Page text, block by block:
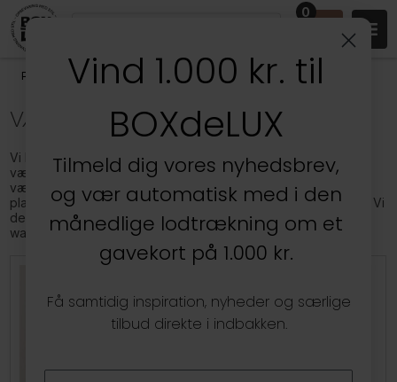
0
Produkter/Stuen Vægdekoration
VÆGDEKORATION
Vi byder dig velkommen til afdelingen for alle vores
vægdekorationer. Her kan du finde vores store udvalg af
vægdekorationer, hvor du kan se sortiment af husnumre,
plakater, skilte, rammer, glastavler, wallstickers, kunsttryk m.m. Vi
designer og producerer selv alle vores plakater, tryk,
wallstickers og skilte.
Vind 1.000 kr. til
BOXdeLUX
Tilmeld dig vores nyhedsbrev,
og vær automatisk med i den
månedlige lodtrækning om et
gavekort på 1.000 kr.
Få samtidig inspiration, nyheder og særlige
tilbud direkte i indbakken.